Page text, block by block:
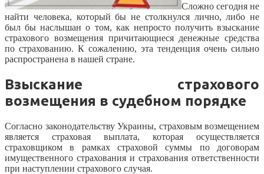
Сложно сегодня не
найти человека, который бы не столкнулся лично, либо не
был бы наслышан о том, как непросто получить взыскание
страхового возмещения причитающиеся денежные средства
по страхованию. К сожалению, эта тенденция очень сильно
распространена в нашей стране.
Взыскание страхового
возмещения в судебном порядке
Согласно законодательству Украины, страховым возмещением
является страховая выплата, которая осуществляется
страховщиком в рамках страховой суммы по договорам
имущественного страхования и страхования ответственности
при наступлении страхового случая.